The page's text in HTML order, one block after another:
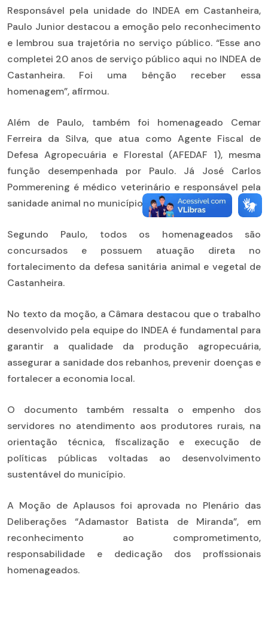
Responsável pela unidade do INDEA em Castanheira,
Paulo Junior destacou a emoção pelo reconhecimento
e lembrou sua trajetória no serviço público. “Esse ano
completei 20 anos de serviço público aqui no INDEA de
Castanheira. Foi uma bênção receber essa
homenagem”, afirmou.
Além de Paulo, também foi homenageado Cemar
Ferreira da Silva, que atua como Agente Fiscal de
Defesa Agropecuária e Florestal (AFEDAF 1), mesma
função desempenhada por Paulo. Já José Carlos
Pommerening é médico veterinário e responsável pela
sanidade animal no município.
Segundo Paulo, todos os homenageados são
concursados e possuem atuação direta no
fortalecimento da defesa sanitária animal e vegetal de
Castanheira.
No texto da moção, a Câmara destacou que o trabalho
desenvolvido pela equipe do INDEA é fundamental para
garantir a qualidade da produção agropecuária,
assegurar a sanidade dos rebanhos, prevenir doenças e
fortalecer a economia local.
O documento também ressalta o empenho dos
servidores no atendimento aos produtores rurais, na
orientação técnica, fiscalização e execução de
políticas públicas voltadas ao desenvolvimento
sustentável do município.
A Moção de Aplausos foi aprovada no Plenário das
Deliberações “Adamastor Batista de Miranda”, em
reconhecimento ao comprometimento,
responsabilidade e dedicação dos profissionais
homenageados.